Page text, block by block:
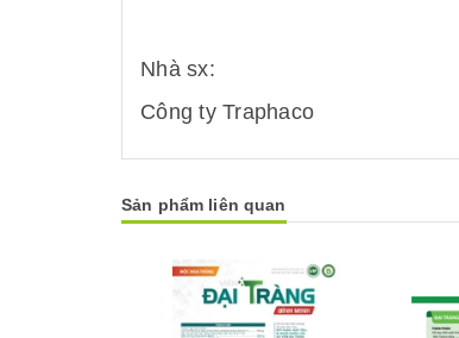
Nhà sx:
Công ty Traphaco
Sản phẩm liên quan